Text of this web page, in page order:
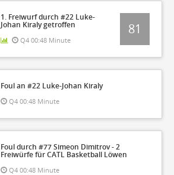
1. Freiwurf durch #22 Luke-
Johan Kiraly getroffen
Q4 00:48 Minute
81
Foul an #22 Luke-Johan Kiraly
Q4 00:48 Minute
Foul durch #77 Simeon Dimitrov - 2
Freiwürfe für CATL Basketball Löwen
Q4 00:48 Minute